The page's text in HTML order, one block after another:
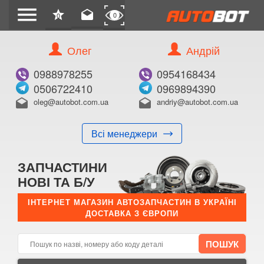
menu star
0 drafts 0
Олег
0988978255
0506722410
drafts oleg@autobot.com.ua
Всі менеджери
Андрій
0954168434
0969894390
drafts andriy@autobot.com.ua
ЗАПЧАСТИНИ
НОВІ ТА Б/У
ІНТЕРНЕТ МАГАЗИН АВТОЗАПЧАСТИН В УКРАЇНІ
ДОСТАВКА З ЄВРОПИ
КУПИТИ
Оригінальний номер:
Примітка:
E-mail:
Телефон: